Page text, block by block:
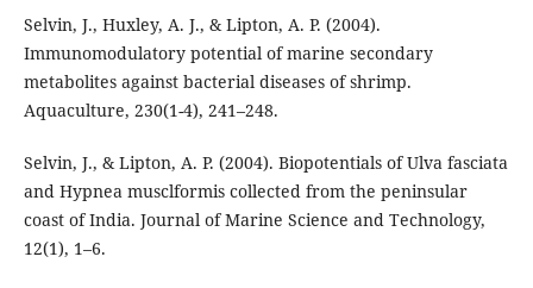
Selvin, J., Huxley, A. J., & Lipton, A. P. (2004).
Immunomodulatory potential of marine secondary
metabolites against bacterial diseases of shrimp.
Aquaculture, 230(1-4), 241–248.
Selvin, J., & Lipton, A. P. (2004). Biopotentials of Ulva fasciata
and Hypnea musclformis collected from the peninsular
coast of India. Journal of Marine Science and Technology,
12(1), 1–6.